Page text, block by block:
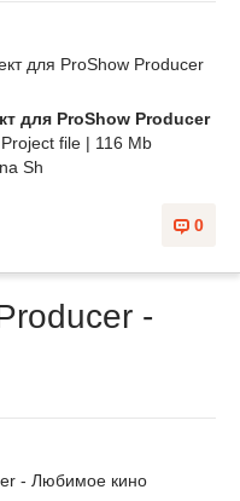
для ProShow Producer
file | 116 Mb
Sh
0
-